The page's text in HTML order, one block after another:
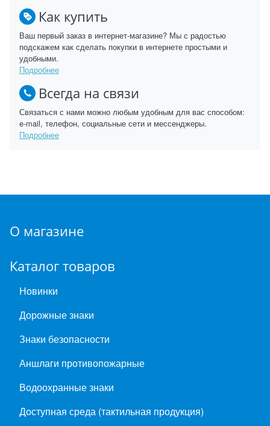
Как купить
Ваш первый заказ в интернет-магазине? Мы с радостью
подскажем как сделать покупки в интернете простыми и
удобными.
Подробнее
Всегда на связи
Связаться с нами можно любым удобным для вас способом:
e-mail, телефон, социальные сети и мессенджеры.
Подробнее
О магазине
Каталог товаров
Новинки
Дорожные знаки
Знаки безопасности
Аншлаги противопожарные
Водоохранные знаки
Доступная среда (тактильная продукция)